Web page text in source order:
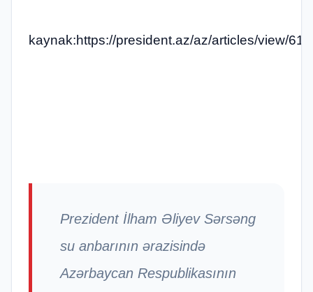
kaynak:https://president.az/az/articles/view/
Prezident İlham Əliyev Sərsəng
su anbarının ərazisində
Azərbaycan Respublikasının